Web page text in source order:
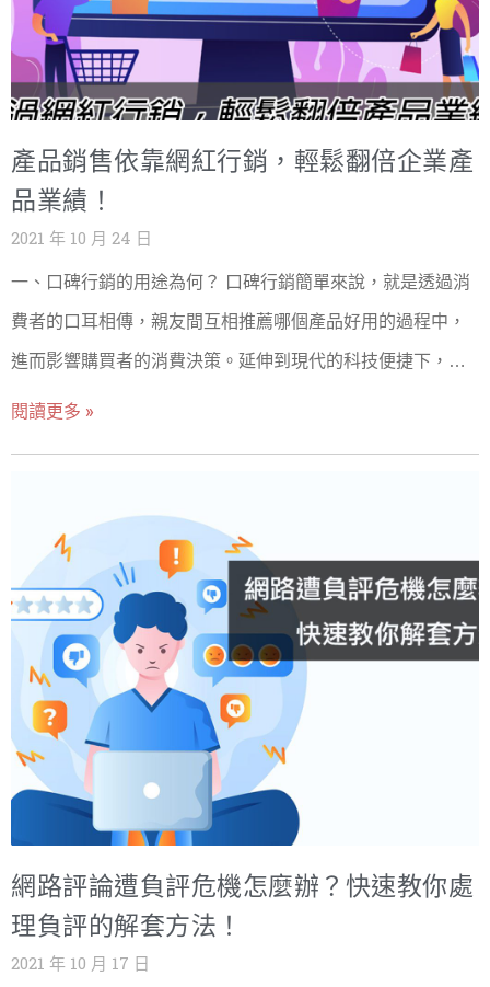
的方式！想要掌握好內容建置與經營，就從以下幾點開始進
行吧！ 1.Google我的商家註冊與內容建立 首先登入註冊網
站：https://www.google.com/business/。輸入基本的店名、
清楚，如：商店名稱、地址、服務時間、聯繫方式(電話)、網
站、產品等資訊。填寫完
就變成了最大的流量網頁，因此在網路搜尋上，就有了極大
的商機，試想當我們想要買生日禮物時，問問谷哥大神買甚
麼樣的禮物比較好，此時出現在搜尋排行榜前三頁的推薦商
品，是不是出售的機率就高很多？因此在搜尋引擎上就演變
出「搜尋行銷」，怎麼樣透過搜尋引擎推廣我們的產品就變
得非常重要。 SEO是什麼？SEO的應用 SEO( Search
多，因此產品關鍵字的兢爭顯得很重要，賣鞋子的品牌希望
下單訂購。重點是SEO是一種自然的曝光，不是花錢買的，
相對的需要的是SEO的知識技巧。 對於搜尋引擎來說，他需
要讓搜尋者想要的內容排前，這樣才會有更多人覺得好用喜
歡常常使用，所以研發出一套評分方式幫網站打分數，分數
越高就越容易被找到，所以我們必須要去符合這評分標準，
打造最多人喜歡的網站，只是這需要長時間的經營布局，像
是寫很多消費者感興趣的文章，並且埋入搜尋機率高的關鍵
字在標題之中，經營內容是最重要的事，但這需要大量的時
識，這些都是硬實力，另外也要顧及網站的下載速度，因為
若網頁跑太慢，跳出率就會很高，所以網站影片圖片的檔案
要夠清晰但不能太大。另外還有許多指標需要花許多心力去
產品銷售依靠網紅行銷，輕鬆翻倍企業產
品業績！
2021 年 10 月 24 日
一、口碑行銷的用途為何？ 口碑行銷簡單來說，就是透過消
費者的口耳相傳，親友間互相推薦哪個產品好用的過程中，
進而影響購買者的消費決策。延伸到現代的科技便捷下，使
用者會直接在網路上搜尋該產品的評價、有哪位網紅或是藝
實用性外，更會聽取已購買對於該產品的想法。畢竟消費者
在購物時難免會擔心買到不適合的商品，如：購買衣服、鞋
子時會擔心實體與照片的顏色不符合、在乎網路購物無法試
穿過，不確定要買哪個size等種種疑問。因此消費者習慣在
購買前先蒐集商品的使用心得、評價等等，再決定是否要購
買該產品，這樣的情況下也看讓品牌看見口碑行銷的重要
性。 ▲從過去消費者就習慣以親友對商品的評價來決定購買
意願。 二、透過網紅合作提升品牌口碑 1.要找誰為你做口
碑行銷？ 抓住大眾喜歡搜尋評價的關鍵點後，品牌端更加瞭
解口碑行銷的重要性！身為品牌主的你，要如何找到適合的
代言人呢？首先我們可以針對品牌的屬性、客群、主打的新
品內容分析，如：新產品為流行女裝服飾，那你可以找年輕
閱讀更多 »
網路評論遭負評危機怎麼辦？快速教你處
理負評的解套方法！
2021 年 10 月 17 日